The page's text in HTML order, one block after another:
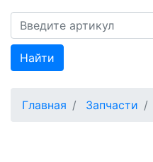
Найти
Главная Запчасти